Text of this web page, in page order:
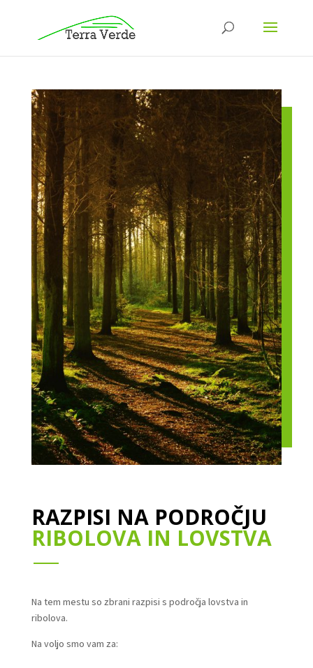
RAZPISI NA PODROČJU
RIBOLOVA IN LOVSTVA
Na tem mestu so zbrani razpisi s področja lovstva in
ribolova.
Na voljo smo vam za: